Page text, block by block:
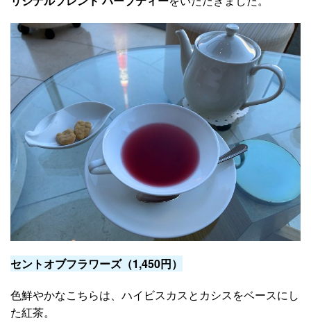
セントオブフラワーズ（1,450円）
色鮮やかなこちらは、ハイビスカスとカシスをベースにし
た紅茶。